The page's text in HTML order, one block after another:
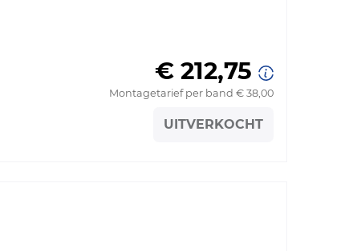
€ 212,75
Montagetarief per band € 38,00
UITVERKOCHT